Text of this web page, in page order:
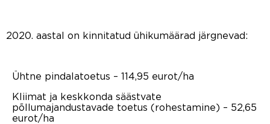
aastal on kinnitatud ühikumäärad järgnevad:
Ühtne pindalatoetus – 114,95 eurot/ha
Kliimat ja keskkonda säästvate
põllumajandustavade toetus (rohestamine) – 52,65
eurot/ha